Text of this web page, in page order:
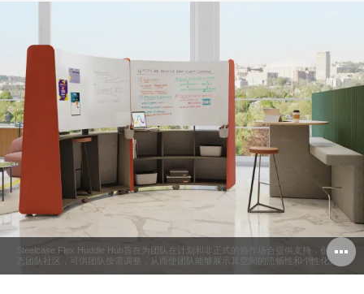
Steelcase Flex Huddle Hub旨在为团队在计划和非正式的协作场合提供支持，创建动
态团队社区，可供团队按需调整，从而使团队能够展示其空间的流畅性和个性化。